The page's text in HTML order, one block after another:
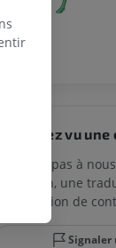
Vous avez vu
N’hésitez pas à
correction, une
amélioration de
Signaler